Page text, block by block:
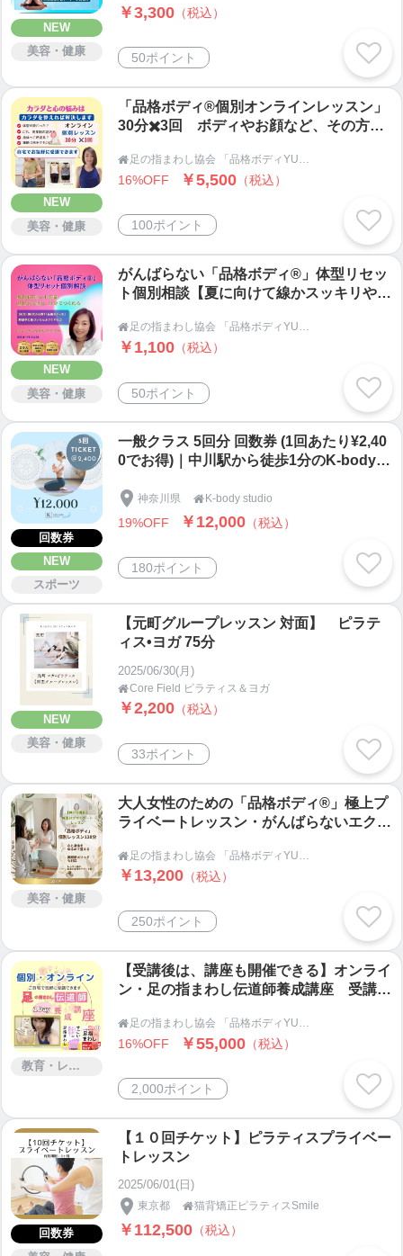
NEW
美容・健康
￥3,300 （税込）
50ポイント
NEW
美容・健康
「品格ボディ®個別オンラインレッスン」
30分✖️3回 ボディやお顔など、その方の
も、セルフケアで変わることを体感してく
ださい。
 足の指まわし協会 「品格ボディYUKARI塾」
16%OFF ￥5,500 （税込）
100ポイント
NEW
美容・健康
がんばらない「品格ボディ®」体型リセッ
ト個別相談【夏に向けて線かスッキリや太
 足の指まわし協会 「品格ボディYUKARI塾」
￥1,100 （税込）
50ポイント
回数券
NEW
スポーツ
一般クラス 5回分 回数券 (1回あたり¥2,40
0でお得)｜中川駅から徒歩1分のK-body s
神奈川県 K-body studio
19%OFF ￥12,000 （税込）
180ポイント
NEW
美容・健康
【元町グループレッスン 対面】 ピラテ
ィス•ヨガ 75分
2025/06/30(月)
Core Field ピラティス＆ヨガ
￥2,200 （税込）
33ポイント
美容・健康
大人女性のための「品格ボディ®」極上プ
ライベートレッスン・がんばらないエクサ
神戸市灘区
 足の指まわし協会 「品格ボディYUKARI塾」
￥13,200 （税込）
250ポイント
教育・レッスン・講習
【受講後は、講座も開催できる】オンライ
ン・足の指まわし伝道師養成講座 受講日
 足の指まわし協会 「品格ボディYUKARI塾」
16%OFF ￥55,000 （税込）
2,000ポイント
回数券
【１０回チケット】ピラティスプライベー
トレッスン
2025/06/01(日)
東京都 猫背矯正ピラティスSmile
￥112,500 （税込）